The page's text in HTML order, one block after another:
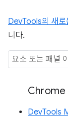
DevTools의 새로
니다.
Chrome
DevTools